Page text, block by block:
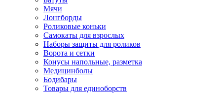
Мячи
Лонгборды
Роликовые коньки
Самокаты для взрослых
Наборы защиты для роликов
Ворота и сетки
Конусы напольные, разметка
Медицинболы
Бодибары
Товары для единоборств